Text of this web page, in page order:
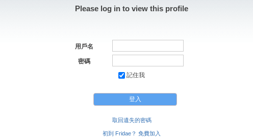
Please log in to view this profile
用戶名
密碼
記住我
取回遺失的密碼
初到 Fridae？ 免費加入